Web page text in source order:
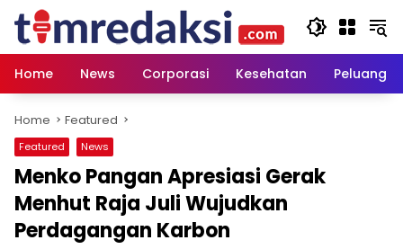
content
Home
News Corporasi Kesehatan Peluang
Home Featured
Featured News
Menko Pangan Apresiasi Gerak
Menhut Raja Juli Wujudkan
Perdagangan Karbon